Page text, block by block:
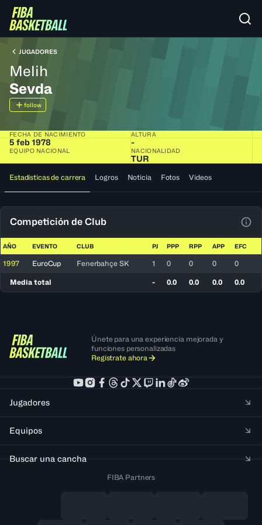
JUGADORES
Melih
Sevda
follow
FECHA DE NACIMIENTO
5 feb 1978
ALTURA
-
EQUIPO NACIONAL NACIONALIDAD
TUR
Estadísticas de carrera Logros Noticia Fotos Videos
Competición de Club
AÑO EVENTO CLUB PJ PPP RPP APP EFC
1997 EuroCup Fenerbahçe SK 1 0 0 0 0
Media total - 0.0 0.0 0.0 0.0
Únete para una experiencia mejorada y
funciones personalizadas
Regístrate ahora
Jugadores
Equipos
Buscar una cancha
FIBA Partners